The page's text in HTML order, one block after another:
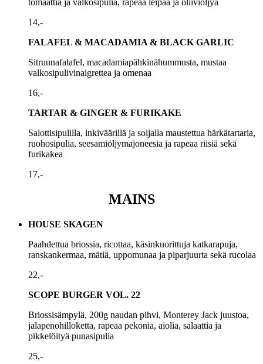
14,-
FALAFEL & MACADAMIA & BLACK GARLIC
Sitruunafalafel, macadamiapähkinähummusta, mustaa
valkosipulivinaigrettea ja omenaa
16,-
TARTAR & GINGER & FURIKAKE
Salottisipulilla, inkiväärillä ja soijalla maustettua härkätartaria,
ruohosipulia, seesamiöljymajoneesia ja rapeaa riisiä sekä
furikakea
17,-
MAINS
HOUSE SKAGEN
Paahdettua briossia, ricottaa, käsinkuorittuja katkarapuja,
ranskankermaa, mätiä, uppomunaa ja piparjuurta sekä rucolaa
22,-
SCOPE BURGER VOL. 22
Briossisämpylä, 200g naudan pihvi, Monterey Jack juustoa,
jalapenohilloketta, rapeaa pekonia, aiolia, salaattia ja
pikkelöityä punasipulia
25,-